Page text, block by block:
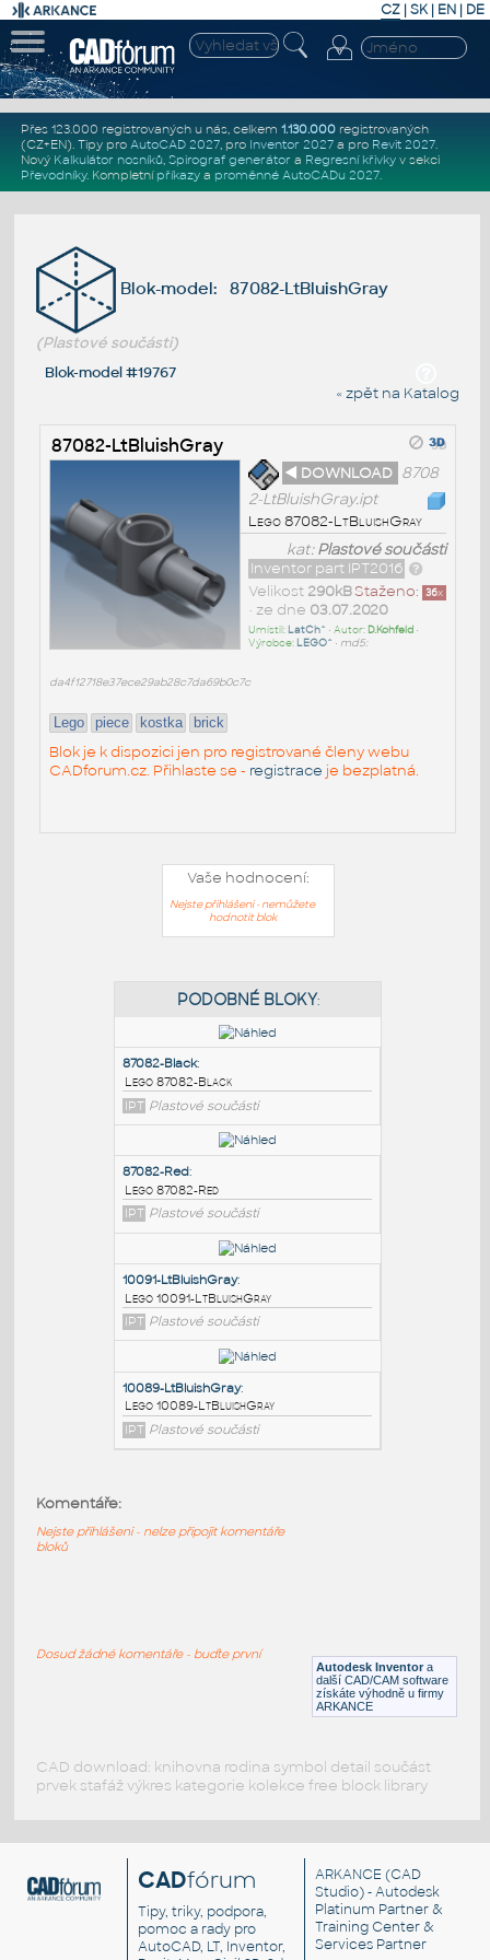
CZ | SK| EN | DE
Přes 123.000 registrovaných u nás, celkem 1.130.000registrovaných
(CZ+EN). Tipy pro AutoCAD 2027, pro Inventor 2027a pro Revit 2027.
Nový Kalkulátor nosníků, Spirograf generátor a Regresní křivkyv sekci
Převodníky. Kompletní příkazya proměnné AutoCADu 2027.
Blok-model: 87082-LtBluishGray
(Plastové součásti)
Blok-model #19767
« zpět na Katalog
87082-LtBluishGray
◄ DOWNLOAD 8708
2-LtBluishGray.ipt
Lego 87082-LtBluishGray
kat:Plastové součásti
Inventor part IPT2016
Staženo: 36x
Velikost 290kB
• ze dne 03.07.2020
Umístil: LatCh^ • Autor: D.Kohfeld•
Výrobce: LEGO^ • md5:
da4f12718e37ece29ab28c7da69b0c7c
Lego piece kostka brick
Blok je k dispozici jen pro registrované členy webu
CADforum.cz. Přihlaste se - registrace je bezplatná.
Vaše hodnocení:
Nejste přihlášeni - nemůžete
hodnotit blok
87082-Black:
Lego 87082-Black
IPT Plastové součásti
87082-Red:
Lego 87082-Red
IPT Plastové součásti
Lego 10091-LtBluishGray
Lego 10089-LtBluishGray
Autodesk Inventor a
další CAD/CAM software
získáte výhodně u firmy
ARKANCE
Komentáře:
Nejste přihlášeni - nelze připojit komentáře
bloků
Dosud žádné komentáře - buďte první
CAD download: knihovna rodina symbol detail součást
prvek stafáž výkres kategorie kolekce free block library
CADfórum
Tipy, triky, podpora,
pomoc a rady pro
AutoCAD, LT, Inventor,
ARKANCE (CAD
Studio) - Autodesk
Platinum Partner &
Training Center &
Services Partner